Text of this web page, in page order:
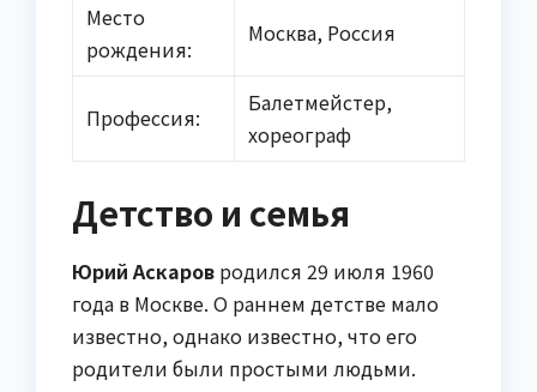
Место
рождения:
Москва, Россия
Профессия:
Балетмейстер,
хореограф
Детство и семья
Юрий Аскаров родился 29 июля 1960
года в Москве. О раннем детстве мало
известно, однако известно, что его
родители были простыми людьми.